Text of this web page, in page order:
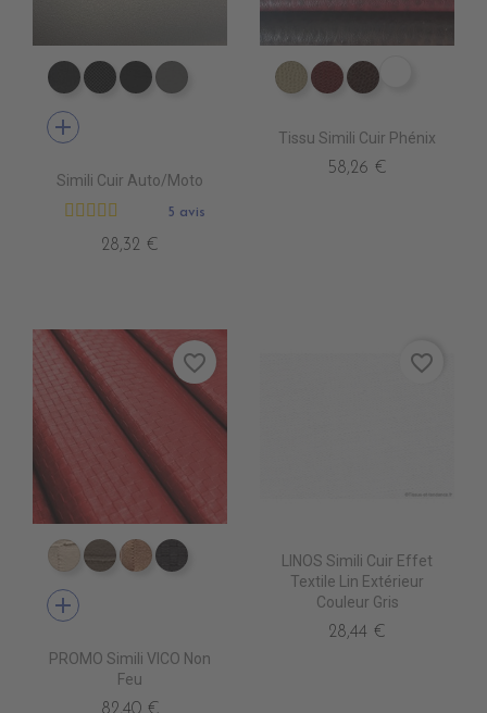
EA0100 NEXUS NOIR
EA0030 ICONE NOIR
EA0040 SCOOTER
EA0120 NEXUS GRIS
add
Simili Cuir Auto/Moto
5 avis
28,32 €
ER0560 FASS
ER0620 CLARET
ER0590
Tissu Simili Cuir Phénix
58,26 €
ED6001 BASSE
ED6003 BIS
ED6005 PROFUSION
ED6007 BONBON
add
PROMO Simili VICO Non
Feu
82,40 €
favorite_border
LINOS Simili Cuir Effet
Textile Lin Extérieur
Couleur Gris
28,44 €
favorite_border